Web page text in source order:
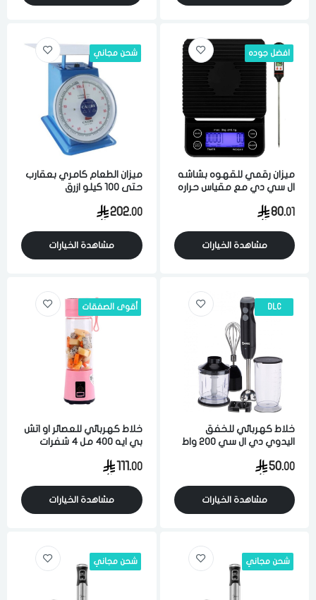
افضل جوده
ميزان رقمي للقهوه بشاشه
ال سي دي مع مقياس حراره
80.01
مشاهدة الخيارات
شحن مجاني
ميزان الطعام كامري بعقارب
حتى 100 كيلو ازرق
202.00
مشاهدة الخيارات
DLC
خلاط كهربائي للخفق
اليدوي دي ال سي 200 واط
50.00
مشاهدة الخيارات
أقوى الصفقات
خلاط كهربائي للعصائر او اتش
بي ايه 400 مل 4 شفرات
111.00
مشاهدة الخيارات
شحن مجاني شحن مجاني